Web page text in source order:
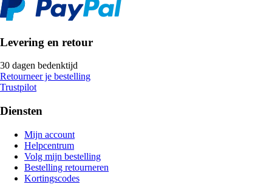
Levering en retour
30 dagen bedenktijd
Retourneer je bestelling
Trustpilot
Diensten
Mijn account
Helpcentrum
Volg mijn bestelling
Bestelling retourneren
Kortingscodes